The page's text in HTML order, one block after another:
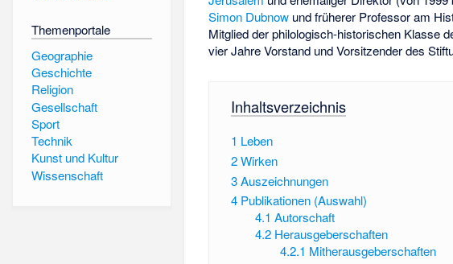
Themenportale
Geographie
Geschichte
Religion
Gesellschaft
Sport
Technik
Kunst und Kultur
Wissenschaft
Simon Dubnow und früherer Professor am
Mitglied der philologisch-historischen Klasse
vier Jahre Vorstand und Vorsitzender des
Inhaltsverzeichnis
1 Leben
2Wirken
3Auszeichnungen
4 Publikationen (Auswahl)
4.1 Autorschaft
4.2 Herausgeberschaften
4.2.1 Mitherausgeberschaften